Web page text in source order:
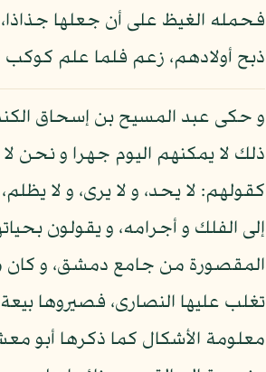
فحمله الغيظ على أن جعلها
ذبح أولادهم، زعم فلما علم
و حكى عبد المسيح بن إسحاق
ذلك لا يمكنهم اليوم جهرا و نحن
كقولهم: لا يحد، و لا يرى، و لا
إلى الفلك و أجرامه، و يقولون
المقصورة من جامع دمشق، و كان
تغلب عليها النصارى، فصيروها
معلومة الأشكال كما ذكرها أبو